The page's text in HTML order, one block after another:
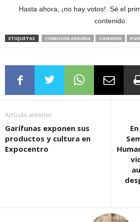
Hasta ahora, ¡no hay votos!. Sé el
contenido.
ETIQUETAS COMISION AGRARIA CONADEH
Artículo anterior
Garífunas exponen sus
productos y cultura en
Expocentro